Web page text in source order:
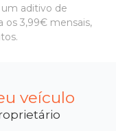
aditivo de
3,99€ mensais,
veículo